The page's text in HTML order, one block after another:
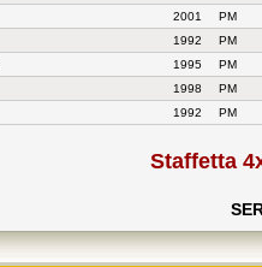
2001
PM
1992
PM
1995
PM
1998
PM
1992 PM
Staffetta